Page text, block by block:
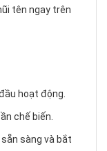
tên ngay trên
hoạt động.
chế biến.
sàng và bắt